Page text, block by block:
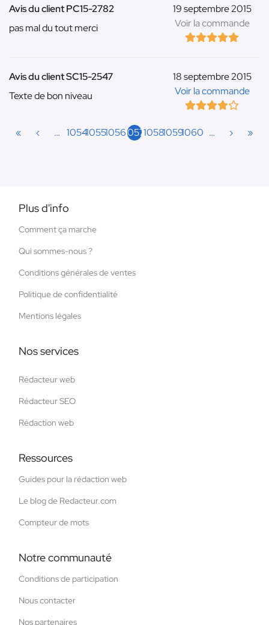
19 septembre 2015
Voir la commande
Avis du client PC15-2782
pas mal du tout merci
18 septembre 2015
Voir la commande
Avis du client SC15-2547
Texte de bon niveau
« ‹ … 1054105510561057105810591060 … › »
Plus d'info
Comment ça marche
Qui sommes-nous ?
Conditions générales de ventes
Politique de confidentialité
Mentions légales
Nos services
Rédacteur web
Rédacteur SEO
Rédaction web
Ressources
Guides pour la rédaction web
Le blog de Redacteur.com
Compteur de mots
Notre communauté
Conditions de participation
Nous contacter
Nos partenaires